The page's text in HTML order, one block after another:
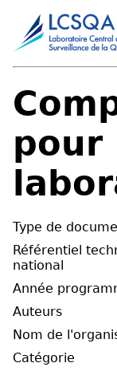
pour
Type de
Référentiel
national
Année
Auteurs
Nom de
Catégorie